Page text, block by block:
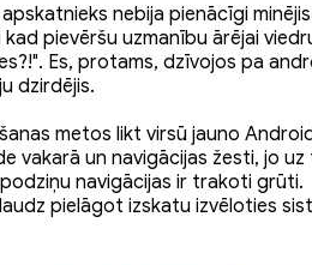
nebija pienācīgi
pievēršu uzmanību ārējai
Es, protams, dzīvojos pa
dzirdējis.
metos likt virsū jauno
vakarā un navigācijas žesti, jo
navigācijas ir trakoti grūti.
pielāgot izskatu izvēloties